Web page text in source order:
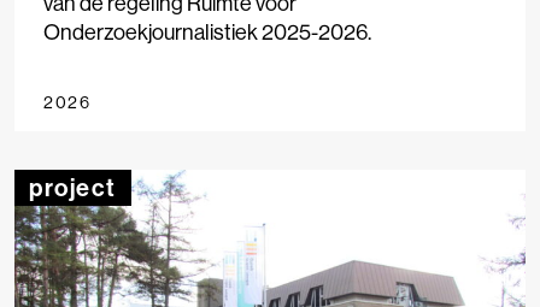
Onderzoekjournalistiek 2025-2026.
2026
project